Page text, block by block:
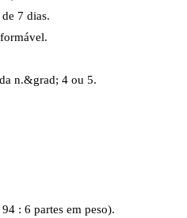
7 dias.
n.&grad; 4 ou 5.
: 6 partes em peso).